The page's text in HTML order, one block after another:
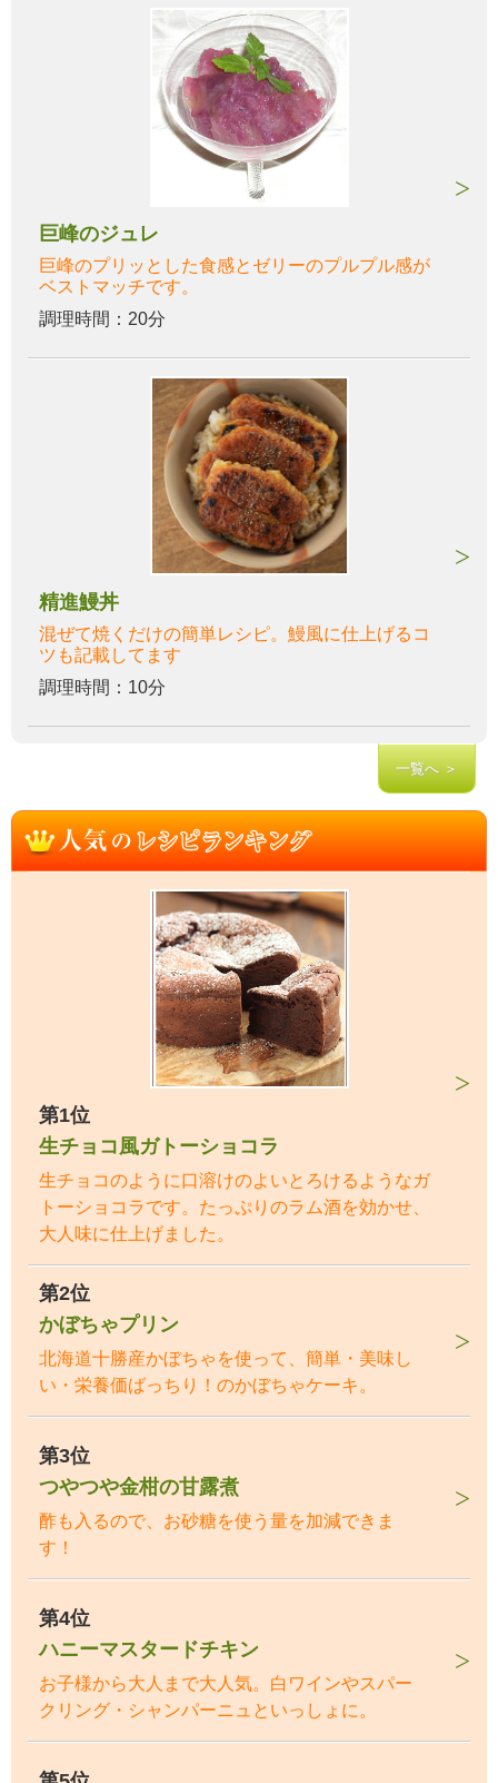
巨峰のジュレ
巨峰のプリッとした食感とゼリーのプルプル感が
ベストマッチです。
調理時間：20分
精進鰻丼
混ぜて焼くだけの簡単レシピ。鰻風に仕上げるコ
ツも記載してます
調理時間：10分
一覧へ ＞
第1位
生チョコ風ガトーショコラ
生チョコのように口溶けのよいとろけるようなガ
トーショコラです。たっぷりのラム酒を効かせ、
大人味に仕上げました。
第2位
かぼちゃプリン
北海道十勝産かぼちゃを使って、簡単・美味し
い・栄養価ばっちり！のかぼちゃケーキ。
第3位
つやつや金柑の甘露煮
酢も入るので、お砂糖を使う量を加減できま
す！
第4位
ハニーマスタードチキン
お子様から大人まで大人気。白ワインやスパー
クリング・シャンパーニュといっしょに。